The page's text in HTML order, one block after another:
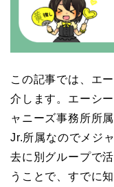
この記事では、エ
介します。エーシ
ャニーズ事務所所
Jr.所属なのでメジ
去に別グループで
うことで、すでに